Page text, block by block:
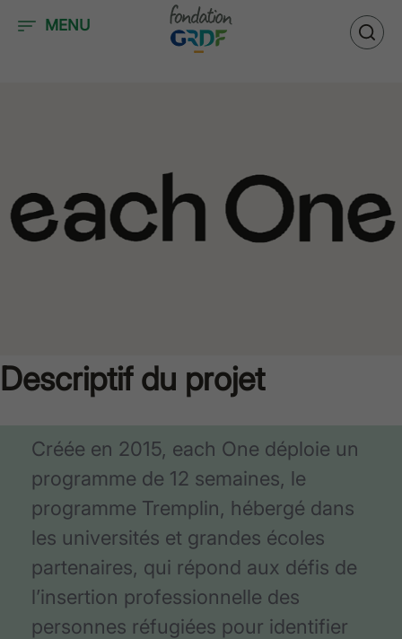
MENU
Descriptif du projet
Créée en 2015, each One déploie un
programme de 12 semaines, le
programme Tremplin, hébergé dans
les universités et grandes écoles
partenaires, qui répond aux défis de
l’insertion professionnelle des
personnes réfugiées pour identifier